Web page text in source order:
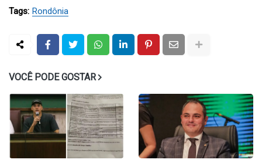
Tags: Rondônia
VOCÊ PODE GOSTAR